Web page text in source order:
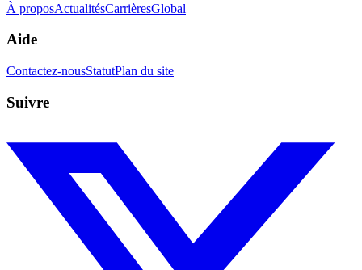
À proposActualitésCarrièresGlobal
Aide
Contactez-nousStatutPlan du site
Suivre